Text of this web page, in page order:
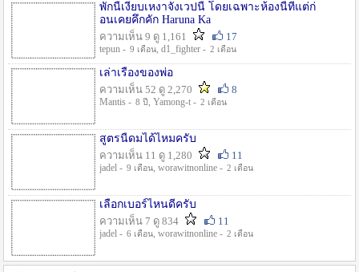
พักนี้เงียบเหงาจังเวปนี้ โดยเฉพาะห้องนี้ที่แต่ก่
อนเคยคึกคัก Haruna Ka
ความเห็น 9 ดู 1,161
17
tepun - 9 เดือน, d1_fighter - 2 เดือน
เล่าเรื่องของพ่อ
ความเห็น 52 ดู 2,270
8
Mantis - 8 ปี , Yamong-t - 2 เดือน
สูตรนี้ดมได้ไหมครับ
ความเห็น 11 ดู 1,280
11
jadel - 9 เดือน, worawitnonline - 2 เดือน
เลือกเบอร์ไหนดีครับ
ความเห็น 7 ดู 834
11
jadel - 6 เดือน, worawitnonline - 2 เดือน